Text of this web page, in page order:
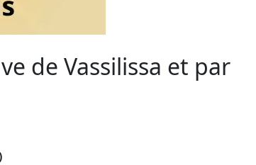
de Vassilissa et par